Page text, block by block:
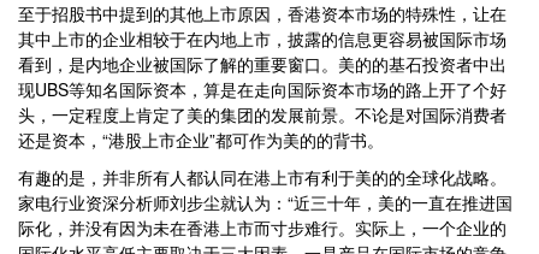
至于招股书中提到的其他上市原因，香港资本市场的特殊性，让在
其中上市的企业相较于在内地上市，披露的信息更容易被国际市场
看到，是内地企业被国际了解的重要窗口。美的的基石投资者中出
现UBS等知名国际资本，算是在走向国际资本市场的路上开了个好
头，一定程度上肯定了美的集团的发展前景。不论是对国际消费者
还是资本，“港股上市企业”都可作为美的的背书。
有趣的是，并非所有人都认同在港上市有利于美的的全球化战略。
家电行业资深分析师刘步尘就认为：“近三十年，美的一直在推进国
际化，并没有因为未在香港上市而寸步难行。实际上，一个企业的